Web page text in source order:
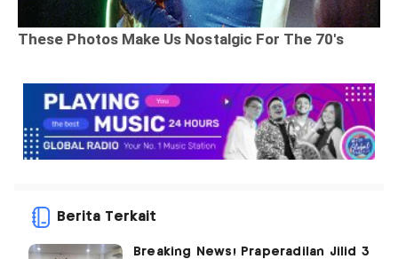
Berita Terkait
Breaking News! Praperadilan Jilid 3